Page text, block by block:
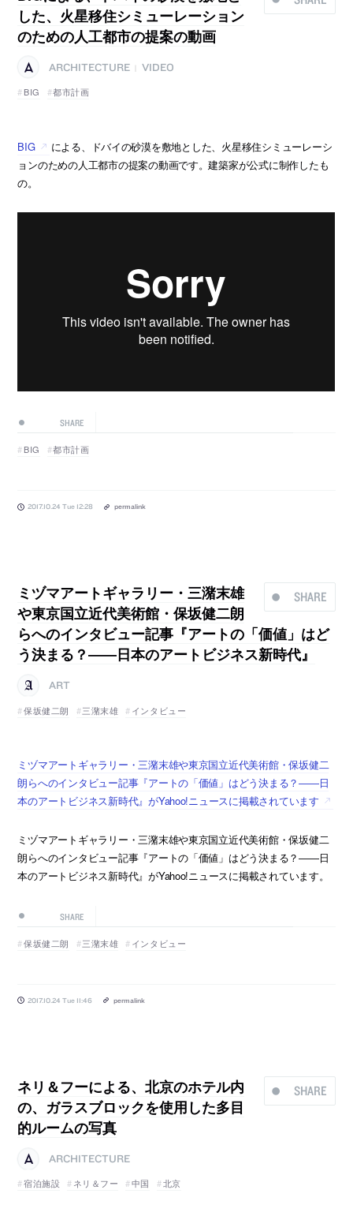
した、火星移住シミューレーション
のための人工都市の提案の動画
ARCHITECTURE
VIDEO
BIG
都市計画
BIG
による、ドバイの砂漠を敷地とした、火星移住シミューレーシ
ョンのための人工都市の提案の動画です。建築家が公式に制作したも
の。
SHARE
BIG 都市計画
2017.10.24 Tue 12:28 permalink
SHARE
ミヅマアートギャラリー・三潴末雄
や東京国立近代美術館・保坂健二朗
らへのインタビュー記事『アートの「価値」はど
う決まる？――日本のアートビジネス新時代』
ART
保坂健二朗
三潴末雄 インタビュー
ミヅマアートギャラリー・三潴末雄や東京国立近代美術館・保坂健二
朗らへのインタビュー記事『アートの「価値」はどう決まる？――日
本のアートビジネス新時代』がYahoo!ニュースに掲載されています
ミヅマアートギャラリー・三潴末雄や東京国立近代美術館・保坂健二
朗らへのインタビュー記事『アートの「価値」はどう決まる？――日
本のアートビジネス新時代』がYahoo!ニュースに掲載されています。
SHARE
保坂健二朗 三潴末雄 インタビュー
2017.10.24 Tue 11:46 permalink
SHARE
ネリ＆フーによる、北京のホテル内
の、ガラスブロックを使用した多目
的ルームの写真
ARCHITECTURE
宿泊施設
ネリ＆フー 中国 北京